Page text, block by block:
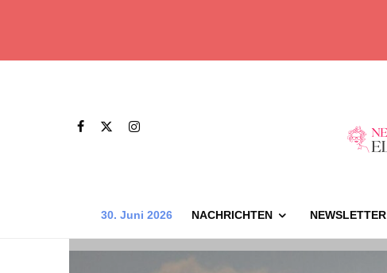
30. Juni 2026 NACHRICHTEN NEWSLETTER